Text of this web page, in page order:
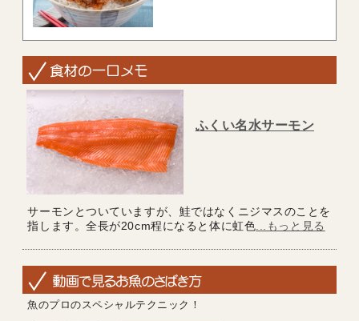
ふくい名水サーモン
サーモンとついていますが、鮭ではなくニジマスのことを
指します。全長が20cm程になると体に虹色 ...もっと見る
魚のプロのスペシャルテクニック！